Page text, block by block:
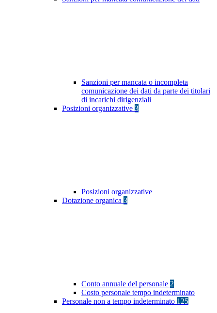
Sanzioni per mancata o incompleta
comunicazione dei dati da parte dei titolari
di incarichi dirigenziali
Posizioni organizzative 3
Posizioni organizzative
Dotazione organica 3
Conto annuale del personale 2
Costo personale tempo indeterminato
Personale non a tempo indeterminato 125